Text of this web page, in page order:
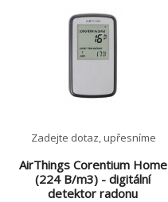
minimalizaci negativních
účinků na zdraví, prevenci
nemocí a zvýšení
produktivity, energie a
View Plus nabízí senzory
AirThings Corentium Home
(224 B/m3) - digitální
detektor radonu
Zadejte dotaz, upřesníme